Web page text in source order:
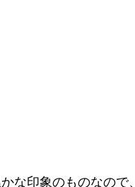
な印象のものなので、